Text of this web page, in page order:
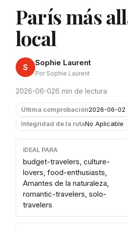
París más
local
S Sophie Laurent
Por Sophie Laurent
2026-06-026 min de lectura
Última comprobación2026-06-02
Integridad de la rutaNo Aplicable
IDEAL PARA
budget-travelers, culture-
lovers, food-enthusiasts,
Amantes de la naturaleza,
romantic-travelers, solo-
travelers